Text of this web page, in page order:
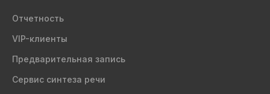
Отчетность
VIP-клиенты
Предварительная запись
Сервис синтеза речи